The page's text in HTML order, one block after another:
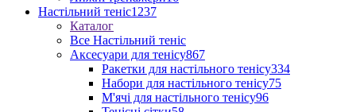
Настільний теніс1237
Каталог
Все Настільний теніс
Аксесуари для тенісу867
Ракетки для настільного тенісу334
Набори для настільного тенісу75
М'ячі для настільного тенісу96